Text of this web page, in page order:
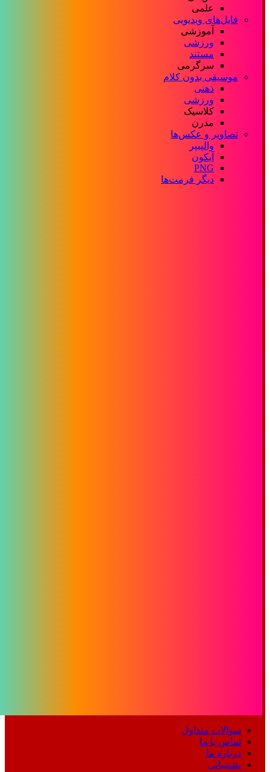
علمی
فایل‌های ویدیویی
آموزشی
ورزشی
مستند
سرگرمی
موسیقی بدون کلام
ذهنی
ورزشی
کلاسیک
مدرن
تصاویر و عکس‌ها
والپیپر
آیکون
PNG
دیگر فرمت‌ها
سوالات متداول
تماس با ما
درباره ما
پشتیبانی